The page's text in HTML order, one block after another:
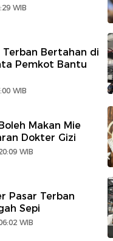
WIB
Terban Bertahan di
Pemkot Bantu
WIB
Makan Mie
Dokter Gizi
WIB
Pasar Terban
Sepi
WIB